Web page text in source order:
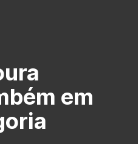
em